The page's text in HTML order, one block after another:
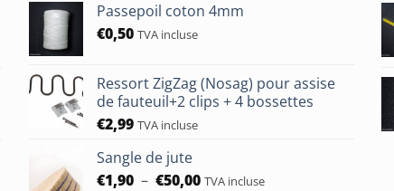
€0,45
à
Passepoil coton 4mm
€0,50 TVA incluse
Ressort ZigZag (Nosag) pour assise
de fauteuil+2 clips + 4 bossettes
€2,99 TVA incluse
Sangle de jute
€1,90 – €50,00Plage
TVA incluse